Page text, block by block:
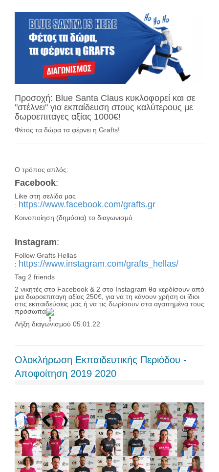
Προσοχή: Blue Santa Claus κυκλοφορεί και σε
"στέλνει" για εκπαίδευση στους καλύτερους με
δωροεπιταγες αξίας 1000€!
Φέτος τα δώρα τα φέρνει η Grafts!
Ο τρόπος απλός:
Facebook:
Like στη σελίδα μας
: https://www.facebook.com/grafts.gr
Κοινοποίηση (δημόσια) το διαγωνισμό
Instagram:
Follow Grafts Hellas
: https://www.instagram.com/grafts_hellas/
Tag 2 friends
2 νικητές στο Facebook & 2 στο Instagram θα κερδίσουν από
μια δωροεπιταγη αξίας 250€, για να τη κάνουν χρήση οι ίδιοι
στις εκπαιδεύσεις μας ή να τις δωρίσουν στα αγαπημένα τους
πρόσωπα
Λήξη διαγωνισμού 05.01.22
Ολοκλήρωση Εκπαιδευτικής Περιόδου -
Αποφοίτηση 2019 2020